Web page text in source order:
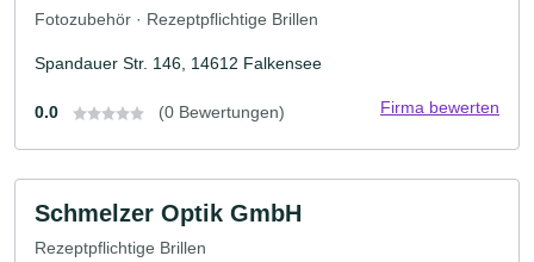
Fotozubehör · Rezeptpflichtige Brillen
Spandauer Str. 146, 14612 Falkensee
0.0 (0 Bewertungen) Firma bewerten
Schmelzer Optik GmbH
Rezeptpflichtige Brillen